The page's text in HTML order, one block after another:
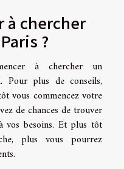
à chercher
?
à chercher un
Pour plus de conseils,
vous commencez votre
de chances de trouver
vos besoins. Et plus tôt
plus vous pourrez